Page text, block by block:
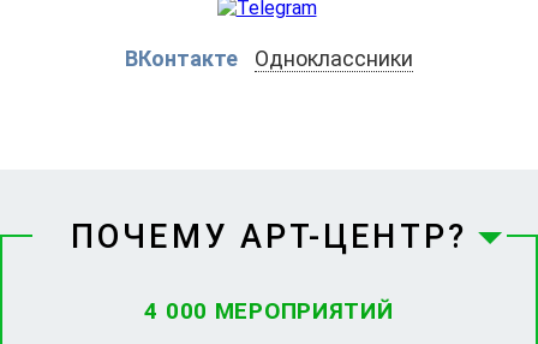
ВКонтакте Одноклассники
ПОЧЕМУ АРТ-ЦЕНТР?
4 000 МЕРОПРИЯТИЙ